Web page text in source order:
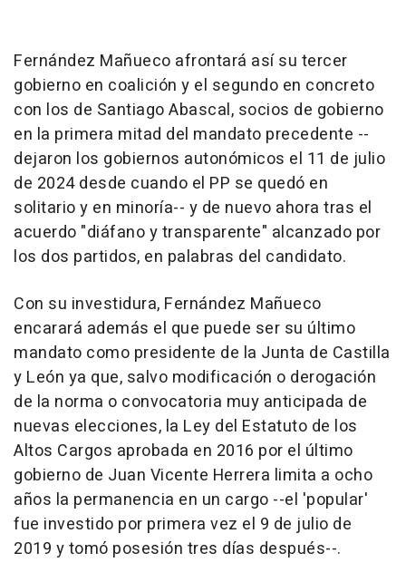
Fernández Mañueco afrontará así su tercer
gobierno en coalición y el segundo en concreto
con los de Santiago Abascal, socios de gobierno
en la primera mitad del mandato precedente --
dejaron los gobiernos autonómicos el 11 de julio
de 2024 desde cuando el PP se quedó en
solitario y en minoría-- y de nuevo ahora tras el
acuerdo "diáfano y transparente" alcanzado por
los dos partidos, en palabras del candidato.
Con su investidura, Fernández Mañueco
encarará además el que puede ser su último
mandato como presidente de la Junta de Castilla
y León ya que, salvo modificación o derogación
de la norma o convocatoria muy anticipada de
nuevas elecciones, la Ley del Estatuto de los
Altos Cargos aprobada en 2016 por el último
gobierno de Juan Vicente Herrera limita a ocho
años la permanencia en un cargo --el 'popular'
fue investido por primera vez el 9 de julio de
2019 y tomó posesión tres días después--.